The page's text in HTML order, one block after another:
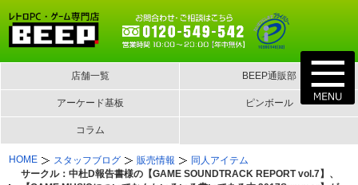
店舗一覧 BEEP通販部
アーケード基板 ピンボール
コラム
HOME スタッフブログ 販売情報
同人アイテム
サークル：中杜D報告書様の【GAME SOUNDTRACK REPORT vol.7】、